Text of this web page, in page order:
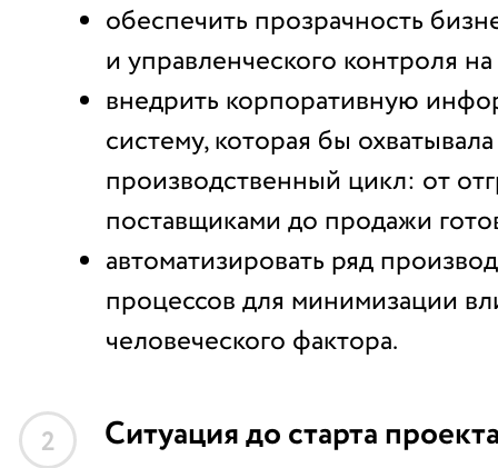
обеспечить прозрачность
и управленческого контроля
внедрить корпоративную
систему, которая бы
производственный цикл: от
поставщиками до продажи
автоматизировать ряд
процессов для минимизации
человеческого фактора.
2 Ситуация до старта